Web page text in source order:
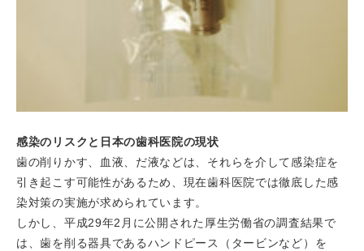
感染のリスクと日本の歯科医院の現状
歯の削りかす、血液、だ液などは、それらを介して感染症を
引き起こす可能性があるため、現在歯科医院では徹底した感
染対策の実施が求められています。
しかし、平成29年2月に公開された厚生労働省の調査結果で
は、歯を削る器具であるハンドピース（タービンなど）を